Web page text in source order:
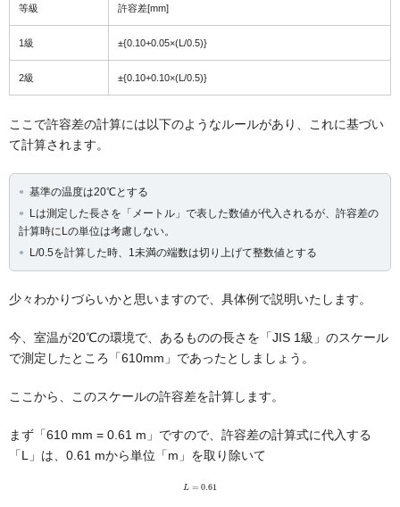
等級 許容差[mm]
1級 ±{0.10+0.05×(L/0.5)}
2級 ±{0.10+0.10×(L/0.5)}
ここで許容差の計算には以下のようなルールがあり、これに基づい
て計算されます。
基準の温度は20℃とする
Lは測定した長さを「メートル」で表した数値が代入されるが、許容差の
計算時にLの単位は考慮しない。
L/0.5を計算した時、1未満の端数は切り上げて整数値とする
少々わかりづらいかと思いますので、具体例で説明いたします。
今、室温が20℃の環境で、あるものの長さを「JIS 1級」のスケール
で測定したところ「610mm」であったとしましょう。
ここから、このスケールの許容差を計算します。
まず「610 mm = 0.61 m」ですので、許容差の計算式に代入する
「L」は、0.61 mから単位「m」を取り除いて
L=0.61